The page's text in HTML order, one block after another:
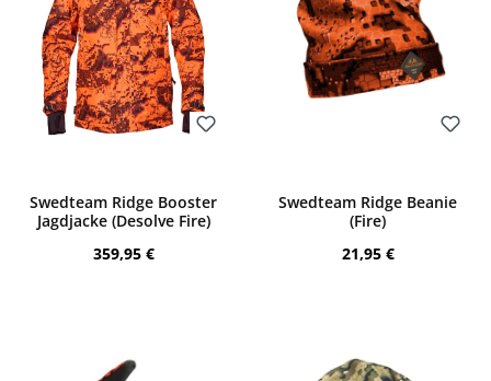
Swedteam Ridge Booster
Jagdjacke (Desolve Fire)
Regulärer Preis:
359,95 €
Swedteam Ridge Beanie
(Fire)
Regulärer Preis:
21,95 €